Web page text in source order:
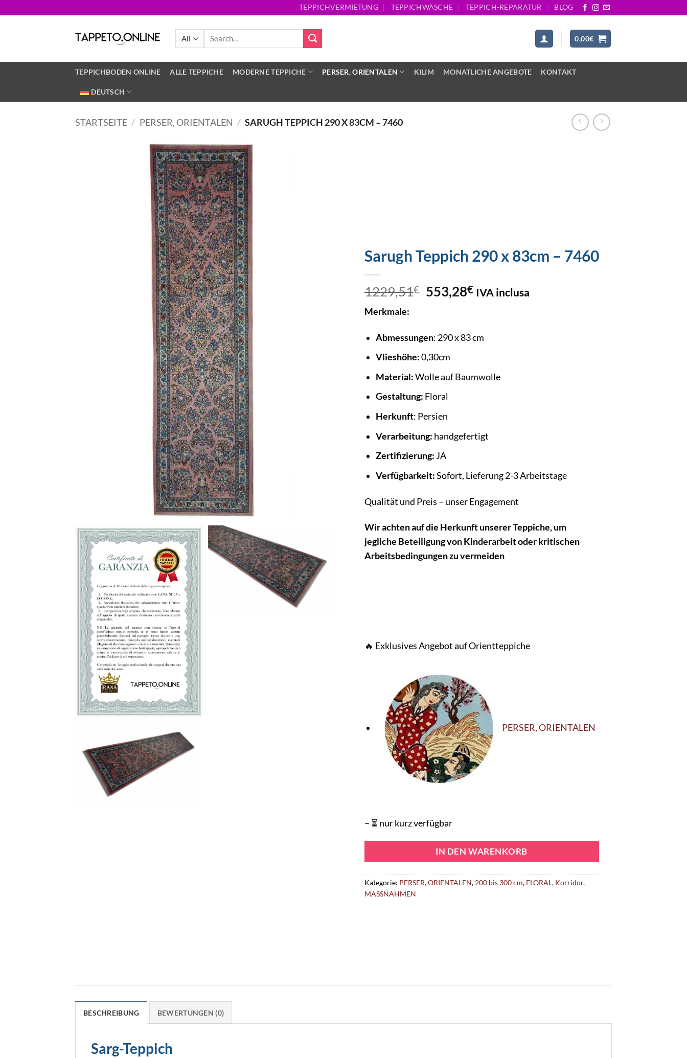
TEPPICHVERMIETUNG TEPPICHWÄSCHE TEPPICH-REPARATUR BLOG
Search
0,00€
TEPPICHBODEN ONLINE ALLE TEPPICHE MODERNE TEPPICHE PERSER, ORIENTALEN KILIM MONATLICHE ANGEBOTE KONTAKT
DEUTSCH
STARTSEITE / PERSER, ORIENTALEN / SARUGH TEPPICH 290 X 83CM – 7460
Sarugh Teppich 290 x 83cm – 7460
1229,51€ 553,28€ IVA inclusa
Merkmale:
Abmessungen: 290 x 83 cm
Vlieshöhe:0,30cm
Material:Wolle auf Baumwolle
Gestaltung: Floral
Herkunft: Persien
Verarbeitung: handgefertigt
Zertifizierung: JA
Verfügbarkeit:Sofort, Lieferung 2-3 Arbeitstage
Qualität und Preis – unser Engagement
Wir achten auf die Herkunft unserer Teppiche, um
jegliche Beteiligung von Kinderarbeit oder kritischen
Arbeitsbedingungen zu vermeiden
🔥 Exklusives Angebot auf Orientteppiche
PERSER, ORIENTALEN
– ⏳ nur kurz verfügbar
IN DEN WARENKORB
Kategorie: PERSER, ORIENTALEN, 200 bis 300 cm, FLORAL, Korridor,
MASSNAHMEN
BESCHREIBUNG BEWERTUNGEN (0)
Sarg-Teppich